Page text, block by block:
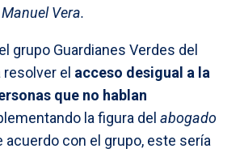
Vera.
grupo Guardianes Verdes del
el acceso desigual a la
que no hablan
la figura del abogado
acuerdo con el grupo, este sería